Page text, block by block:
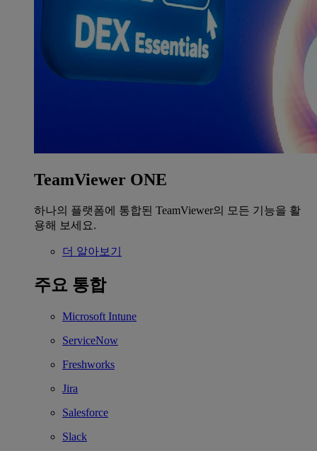
TeamViewer ONE
하나의 플랫폼에 통합된 TeamViewer의 모든 기능을 활
용해 보세요.
더 알아보기
주요 통합
Microsoft Intune
ServiceNow
Freshworks
Jira
Salesforce
Slack